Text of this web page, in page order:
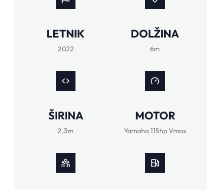
LETNIK
2022
DOLŽINA
6m
ŠIRINA
2,3m
MOTOR
Yamaha 115hp Vmax